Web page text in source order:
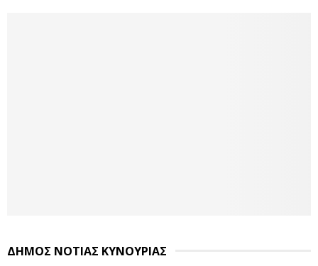
ΔΗΜΟΣ ΝΟΤΙΑΣ ΚΥΝΟΥΡΙΑΣ